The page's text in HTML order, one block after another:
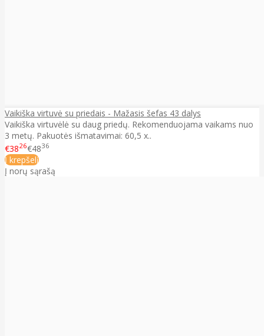
Vaikiška virtuvė su priedais - Mažasis šefas 43 dalys
Vaikiška virtuvėlė su daug priedų. Rekomenduojama vaikams nuo
3 metų. Pakuotės išmatavimai: 60,5 x..
€3826€4836
Į krepšelį
Į norų sąrašą